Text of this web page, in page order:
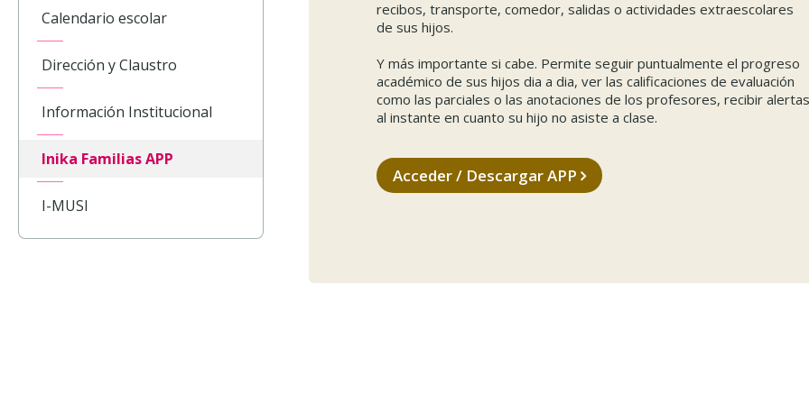
Calendario escolar
Dirección y Claustro
Información Institucional
Inika Familias APP
I-MUSI
recibos, transporte, comedor, salidas o actividades extraescolares
de sus hijos.
Y más importante si cabe. Permite seguir puntualmente el progreso
académico de sus hijos dia a dia, ver las calificaciones de evaluación
como las parciales o las anotaciones de los profesores, recibir alertas
al instante en cuanto su hijo no asiste a clase.
Acceder / Descargar APP